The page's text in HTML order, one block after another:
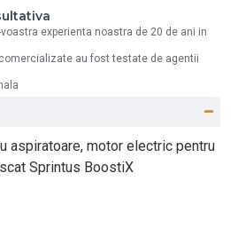
experienta noastra de 20 de ani in
au fost testate de agentii
aspiratoare, motor electric pentru
Sprintus BoostiX